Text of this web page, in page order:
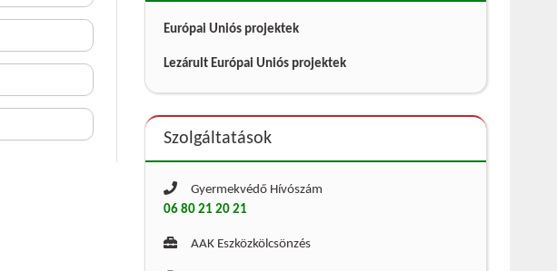
Európai Uniós projektek
Lezárult Európai Uniós projektek
Szolgáltatások
Gyermekvédő Hívószám
06 80 21 20 21
AAK Eszközkölcsönzés